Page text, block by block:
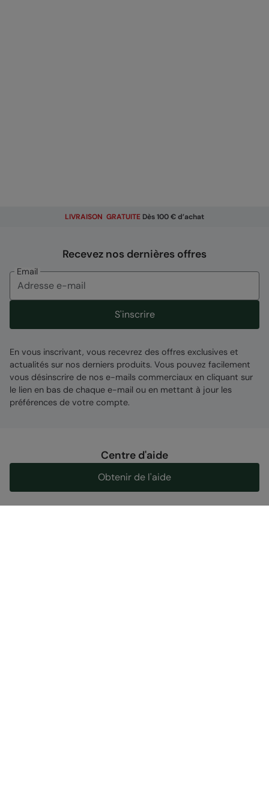
LIVRAISON GRATUITE Dès 100 € d’achat
Recevez nos dernières offres
Email
S'inscrire
En vous inscrivant, vous recevrez des offres exclusives et
actualités sur nos derniers produits. Vous pouvez facilement
vous désinscrire de nos e-mails commerciaux en cliquant sur
le lien en bas de chaque e-mail ou en mettant à jour les
préférences de votre compte.
Centre d'aide
Obtenir de l'aide